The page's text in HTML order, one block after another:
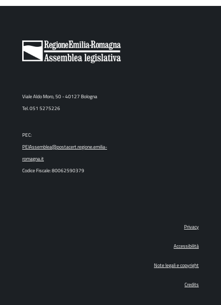
Viale Aldo Moro, 50 - 40127 Bologna
Tel. 051 5275226
PEC:
PEIAssemblea@postacert.regione.emilia-
romagna.it
Codice Fiscale: 80062590379
Privacy
Accessibilità
Note legali e copyright
Credits